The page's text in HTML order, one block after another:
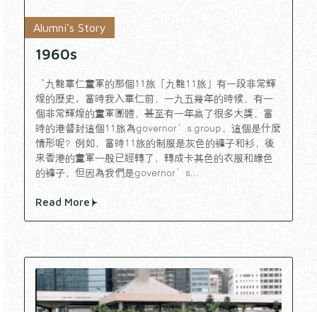
Alumni's Story
1960s
“九龍華仁童軍的那個11旅「九龍11旅」有一段非常輝
煌的歷史。當時我入華仁前，一九五幾年的時候，有一
個非常輝煌的童軍團體，甚至有一年贏了很多大獎，當
時的港督封這個11旅為governor’s group，這個是什麼
情形呢？例如，當時11旅的制服是灰色的褲子和衫，後
來香港的童軍一般已經轉了，轉成卡其色的衣服和綠色
的褲子，但因為我們是governor’s...
Read More